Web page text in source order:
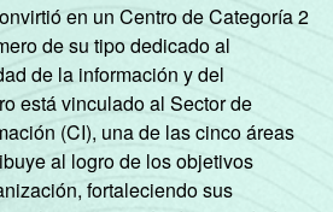
en un Centro de Categoría 2
de su tipo dedicado al
de la información y del
está vinculado al Sector de
(CI), una de las cinco áreas
al logro de los objetivos
fortaleciendo sus